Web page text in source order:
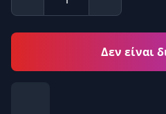
Δεν είναι